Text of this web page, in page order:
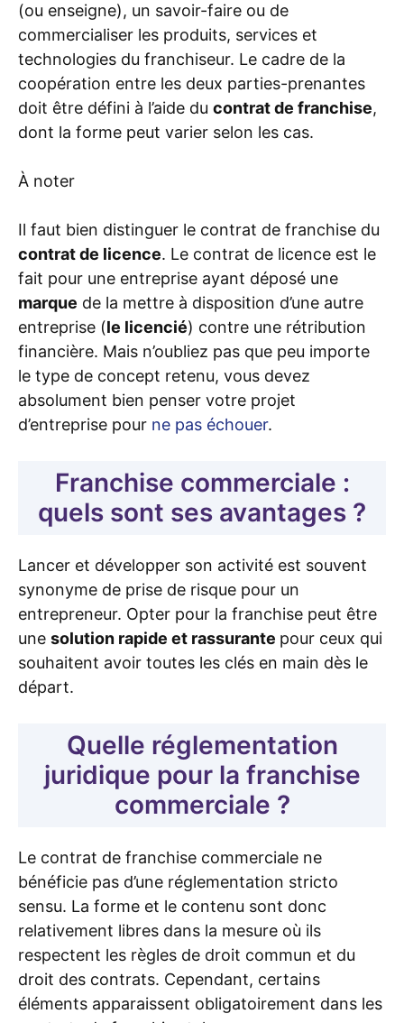
(ou enseigne), un savoir-faire ou de
commercialiser les produits, services et
technologies du franchiseur. Le cadre de la
coopération entre les deux parties-prenantes
doit être défini à l’aide du contrat de franchise,
dont la forme peut varier selon les cas.
À noter
Il faut bien distinguer le contrat de franchise du
contrat de licence. Le contrat de licence est le
fait pour une entreprise ayant déposé une
marque de la mettre à disposition d’une autre
entreprise (le licencié) contre une rétribution
financière. Mais n’oubliez pas que peu importe
le type de concept retenu, vous devez
absolument bien penser votre projet
d’entreprise pour ne pas échouer.
Franchise commerciale :
quels sont ses avantages ?
Lancer et développer son activité est souvent
synonyme de prise de risque pour un
entrepreneur. Opter pour la franchise peut être
une solution rapide et rassurante pour ceux qui
souhaitent avoir toutes les clés en main dès le
départ.
Quelle réglementation
juridique pour la franchise
commerciale ?
Le contrat de franchise commerciale ne
bénéficie pas d’une réglementation stricto
sensu. La forme et le contenu sont donc
relativement libres dans la mesure où ils
respectent les règles de droit commun et du
droit des contrats. Cependant, certains
éléments apparaissent obligatoirement dans les